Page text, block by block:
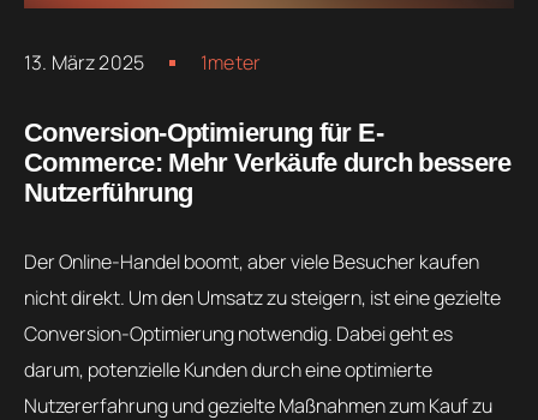
13. März 2025 1meter
Conversion-Optimierung für E-
Commerce: Mehr Verkäufe durch bessere
Nutzerführung
Der Online-Handel boomt, aber viele Besucher kaufen
nicht direkt. Um den Umsatz zu steigern, ist eine gezielte
Conversion-Optimierung notwendig. Dabei geht es
darum, potenzielle Kunden durch eine optimierte
Nutzererfahrung und gezielte Maßnahmen zum Kauf zu